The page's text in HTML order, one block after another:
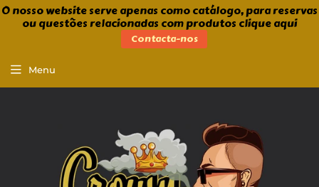
O nosso website serve apenas como catálogo, para reservas
ou questões relacionadas com produtos clique aqui
Contacta-nos
Menu